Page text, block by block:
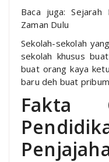
Baca juga: Sejarah
Zaman Dulu
Sekolah-sekolah
sekolah khusus
buat orang kaya
baru deh buat
Fakta